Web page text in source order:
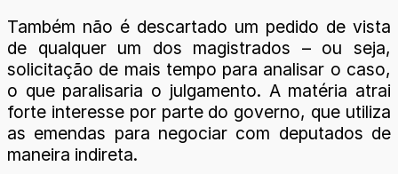
Também não é descartado um pedido de vista
de qualquer um dos magistrados – ou seja,
solicitação de mais tempo para analisar o caso,
o que paralisaria o julgamento. A matéria atrai
forte interesse por parte do governo, que utiliza
as emendas para negociar com deputados de
maneira indireta.